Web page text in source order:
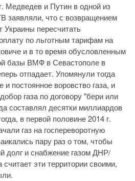
Медведев и Путин в одной из
заявляли, что с возвращением
пересчитать
по льготным тарифам на
и в то время обусловленным
базы ВМФ в Севастополе в
отпадает. Упомянули тогда
постоянное воровство газа, и
газа по договору "бери или
составлял десятки миллиардов
в первой половине 2014 г.
газ на госпереворотную
пару раз о том, чтобы
долг и снабжение газом ДНР/
эти территории своими,